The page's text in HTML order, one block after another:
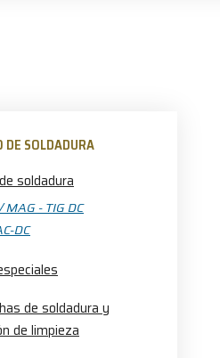
SOLDADURA
soldadura
MAG - TIG DC
DC
de soldadura y
de limpieza